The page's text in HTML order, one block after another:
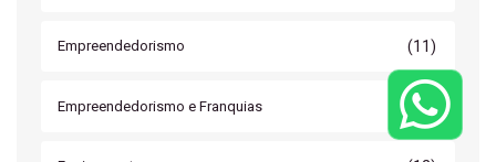
Empreendedorismo (11)
Empreendedorismo e Franquias (16)